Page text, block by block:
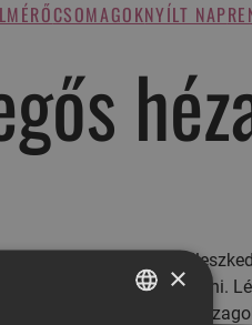
CSOMAGOKNYÍLT NAP
teljesen fel tudjon
tudjon a helyére kerülni.
nem befolyásolják a
×